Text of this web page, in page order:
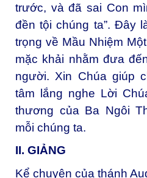
trước, và đã sai Con
đền tội chúng ta”. Đây
trọng về Mầu Nhiệm
mặc khải nhằm đưa
người. Xin Chúa giúp
tâm lắng nghe Lời
thương của Ba Ngôi
mỗi chúng ta.
II. GIẢNG
Kể chuyện của thánh